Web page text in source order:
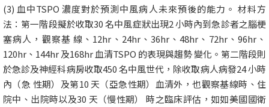
(3) 血中TSPO 濃度對於預測中風病人未來預後的能力。 材料方
法：第一階段擬於收取30 名中風症狀出現2 小時內到急診者之腦梗
塞病人，觀察基 線、12hr、24hr、36hr、48hr、72hr、96hr、
120hr、144hr 及168hr 血清TSPO 的表現與趨勢 變化。第二階段則
於急診及神經科病房收取450 名中風世代，除收取病人病發24 小時
內（急 性期）及第10 天（亞急性期）血清外，也觀察基線時、住
院中、出院時以及30 天（慢性期） 時之臨床評估，如如美國國衛